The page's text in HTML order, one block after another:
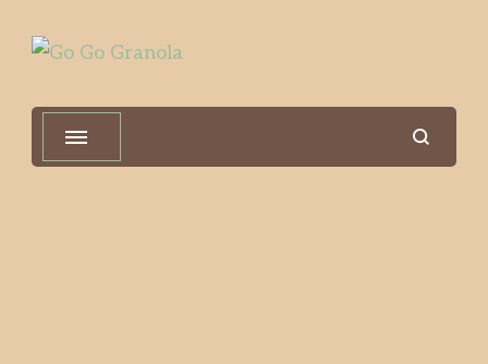
Go Go Granola
100% sastojci, 0% aditiva